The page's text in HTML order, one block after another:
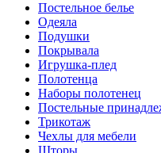
Постельное белье
Одеяла
Подушки
Покрывала
Игрушка-плед
Полотенца
Наборы полотенец
Постельные
Трикотаж
Чехлы для мебели
Шторы